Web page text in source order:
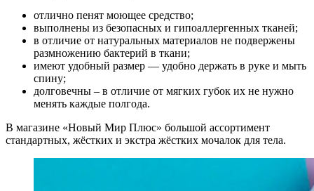
отлично пенят моющее средство;
выполнены из безопасных и гипоаллергенных тканей;
в отличие от натуральных материалов не подвержены
размножению бактерий в ткани;
имеют удобный размер — удобно держать в руке и мыть
спину;
долговечны – в отличие от мягких губок их не нужно
менять каждые полгода.
В магазине «Новый Мир Плюс» большой ассортимент
стандартных, жёстких и экстра жёстких мочалок для тела.